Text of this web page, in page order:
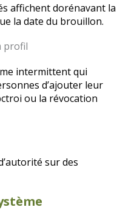
affichent dorénavant la
la date du brouillon.
profil
intermittent qui
d’ajouter leur
ou la révocation
sur des